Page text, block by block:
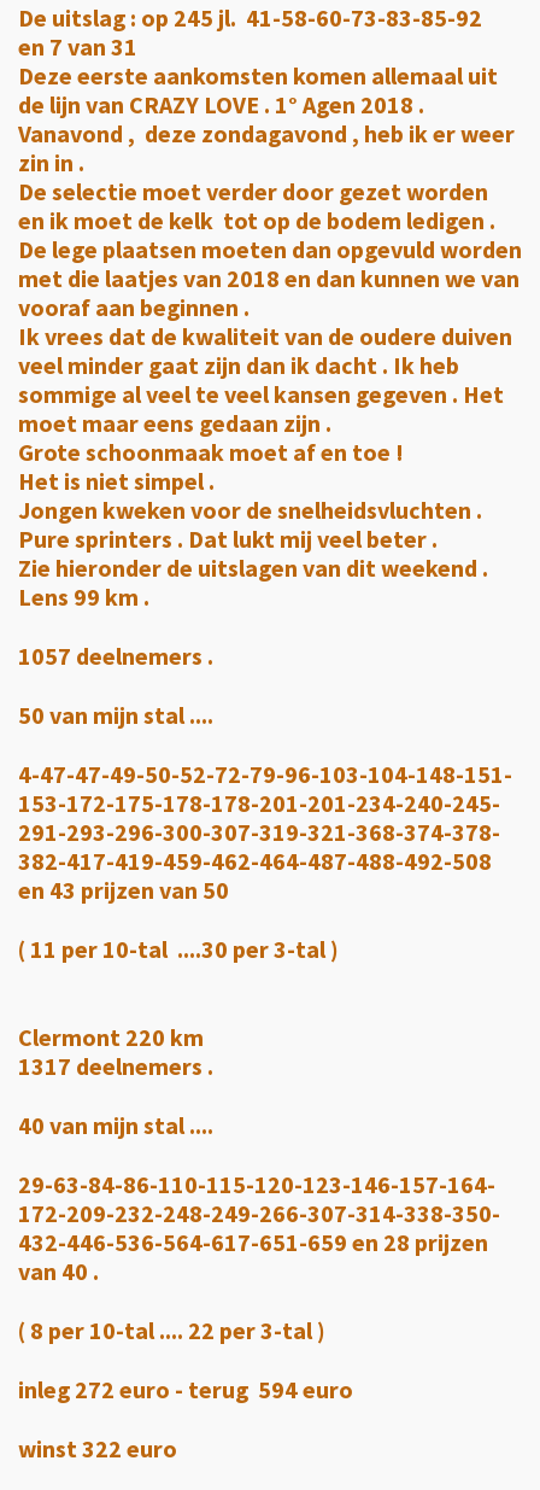
De uitslag : op 245 jl. 41-58-60-73-83-85-92
en 7 van 31
Deze eerste aankomsten komen allemaal uit
de lijn van CRAZY LOVE . 1° Agen 2018 .
Vanavond , deze zondagavond , heb ik er weer
zin in .
De selectie moet verder door gezet worden
en ik moet de kelk tot op de bodem ledigen .
De lege plaatsen moeten dan opgevuld worden
met die laatjes van 2018 en dan kunnen we van
vooraf aan beginnen .
Ik vrees dat de kwaliteit van de oudere duiven
veel minder gaat zijn dan ik dacht . Ik heb
sommige al veel te veel kansen gegeven . Het
moet maar eens gedaan zijn .
Grote schoonmaak moet af en toe !
Het is niet simpel .
Jongen kweken voor de snelheidsvluchten .
Pure sprinters . Dat lukt mij veel beter .
Zie hieronder de uitslagen van dit weekend .
Lens 99 km .
1057 deelnemers .
50 van mijn stal ....
4-47-47-49-50-52-72-79-96-103-104-148-151-
153-172-175-178-178-201-201-234-240-245-
291-293-296-300-307-319-321-368-374-378-
382-417-419-459-462-464-487-488-492-508
en 43 prijzen van 50
( 11 per 10-tal ....30 per 3-tal )
Clermont 220 km
1317 deelnemers .
40 van mijn stal ....
29-63-84-86-110-115-120-123-146-157-164-
172-209-232-248-249-266-307-314-338-350-
432-446-536-564-617-651-659 en 28 prijzen
van 40 .
( 8 per 10-tal .... 22 per 3-tal )
inleg 272 euro - terug 594 euro
winst 322 euro